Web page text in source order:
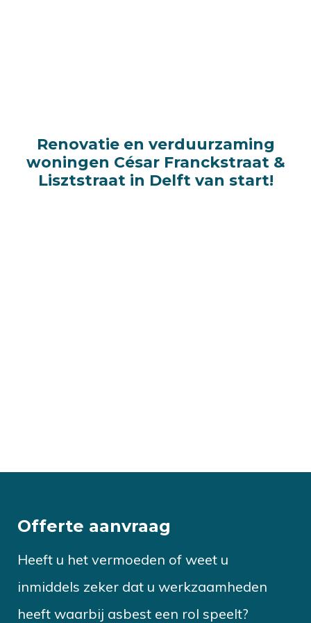
Renovatie en verduurzaming
woningen César Franckstraat &
Lisztstraat in Delft van start!
Renovatie en verduurzaming
woningen César Franckstraat &
Lisztstraat in Delft van start!
Offerte aanvraag
Heeft u het vermoeden of weet u
inmiddels zeker dat u werkzaamheden
heeft waarbij asbest een rol speelt?